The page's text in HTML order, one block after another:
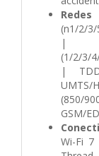
(n1/2/
|
(1/2/3/
|
UMTS/
(850/
GSM/
Wi-Fi